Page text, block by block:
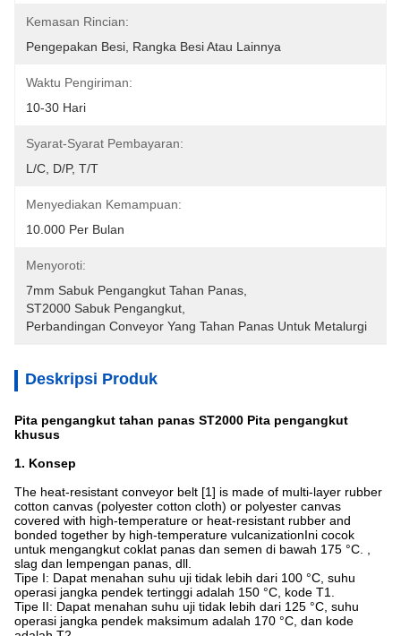
Kemasan Rincian:
Pengepakan Besi, Rangka Besi Atau Lainnya
Waktu Pengiriman:
10-30 Hari
Syarat-Syarat Pembayaran:
L/C, D/P, T/T
Menyediakan Kemampuan:
10.000 Per Bulan
Menyoroti:
7mm Sabuk Pengangkut Tahan Panas
ST2000 Sabuk Pengangkut
Perbandingan Conveyor Yang Tahan Panas Untuk Metalurgi
Deskripsi Produk
Pita pengangkut tahan panas ST2000 Pita pengangkut
khusus
1. Konsep
The heat-resistant conveyor belt [1] is made of multi-layer rubber
cotton canvas (polyester cotton cloth) or polyester canvas
covered with high-temperature or heat-resistant rubber and
bonded together by high-temperature vulcanizationIni cocok
untuk mengangkut coklat panas dan semen di bawah 175 °C. ,
slag dan lempengan panas, dll.
Tipe I: Dapat menahan suhu uji tidak lebih dari 100 °C, suhu
operasi jangka pendek tertinggi adalah 150 °C, kode T1.
Tipe II: Dapat menahan suhu uji tidak lebih dari 125 °C, suhu
operasi jangka pendek maksimum adalah 170 °C, dan kode